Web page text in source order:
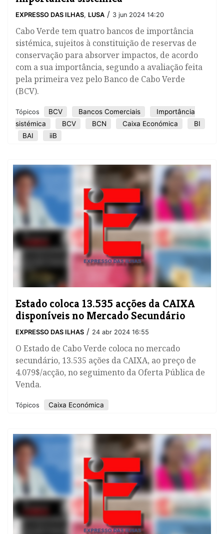
EXPRESSO DAS ILHAS, LUSA / 3 jun 2024 14:20
Cabo Verde tem quatro bancos de importância
sistémica, sujeitos à constituição de reservas de
conservação para absorver impactos, de acordo
com a sua importância, segundo a avaliação feita
pela primeira vez pelo Banco de Cabo Verde
(BCV).
Tópicos BCV Bancos Comerciais
Importância
sistémica
BCV BCN Caixa Económica
BI
BAI
iiB
Estado coloca 13.535 acções da CAIXA
disponíveis no Mercado Secundário
EXPRESSO DAS ILHAS / 24 abr 2024 16:55
​O Estado de Cabo Verde coloca no mercado
secundário, 13.535 ações da CAIXA, ao preço de
4.079$/acção, no seguimento da Oferta Pública de
Venda.
Tópicos Caixa Económica